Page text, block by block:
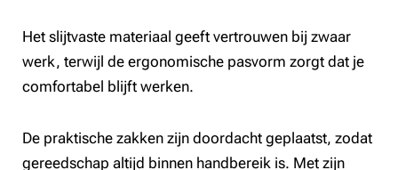
Het slijtvaste materiaal geeft vertrouwen bij zwaar
werk, terwijl de ergonomische pasvorm zorgt dat je
comfortabel blijft werken.
De praktische zakken zijn doordacht geplaatst, zodat
gereedschap altijd binnen handbereik is. Met zijn